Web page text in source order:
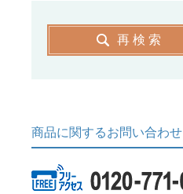
再検索
商品に関するお問い合わせ